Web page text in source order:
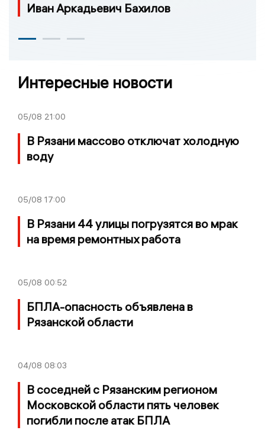
Иван Аркадьевич Бахилов
Интересные новости
05/08 21:00
В Рязани массово отключат холодную
воду
05/08 17:00
В Рязани 44 улицы погрузятся во мрак
на время ремонтных работа
05/08 00:52
БПЛА-опасность объявлена в
Рязанской области
04/08 08:03
В соседней с Рязанским регионом
Московской области пять человек
погибли после атак БПЛА